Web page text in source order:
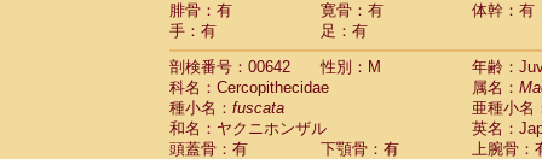
腓骨：有
寛骨：有
体幹：有
手：有
足：有
剖検番号：00642
性別：M
年齢：
科名：Cercopithecidae
属名：
種小名： fuscata
亜種小名
和名：ヤクニホンザル
英名：
頭蓋骨：有
下顎骨：有
上腕骨：